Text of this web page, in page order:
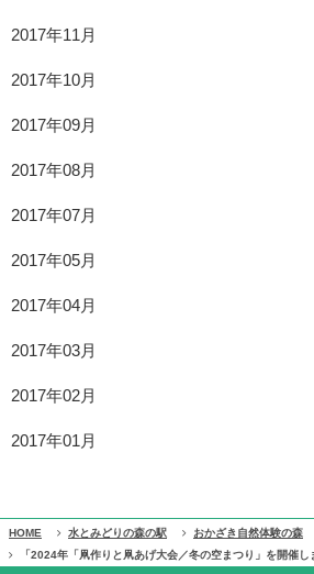
2017年11月
2017年10月
2017年09月
2017年08月
2017年07月
2017年05月
2017年04月
2017年03月
2017年02月
2017年01月
HOME 水とみどりの森の駅 おかざき自然体験の森
「2024年「凧作りと凧あげ大会／冬の空まつり」を開催し